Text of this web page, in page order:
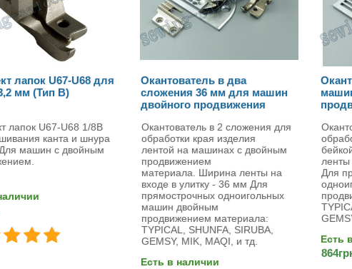
лапок U67-U68 для
мм (Тип B)
лапок U67-U68 1/8B
канта и шнура
машин с двойным
Окантователь в два
сложения 36 мм для машин
двойного продвижения
Окантователь в 2 сложения для
обработки края изделия
лентой на машинах с двойным
продвижением
материала. Ширина ленты на
входе в улитку - 36 мм Для
прямострочных одноигольных
машин двойным
продвижением материала:
TYPICAL, SHUNFA, SIRUBA,
GEMSY, MIK, MAQI, и тд.
Есть в наличии
ленты
Для
Есть